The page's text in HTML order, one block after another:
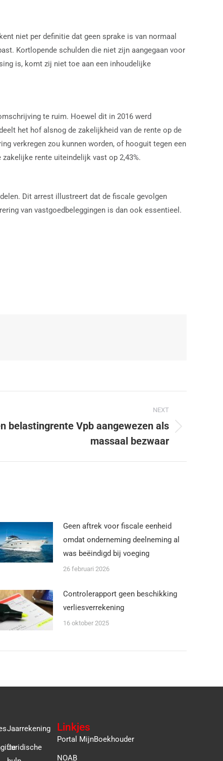
niet per definitie dat geen sprake is van normaal
Kortlopende schulden die niet zijn aangegaan voor
is, komt zij niet toe aan een inhoudelijke
te ruim. Hoewel dit in 2016 werd
het hof alsnog de zakelijkheid van de rente op de
verkregen zou kunnen worden, of hooguit tegen een
rente uiteindelijk vast op 2,43%.
Dit arrest illustreert dat de fiscale gevolgen
van vastgoedbeleggingen is dan ook essentieel.
NEXT
belastingrente Vpb aangewezen als
massaal bezwaar
Geen aftrek voor fiscale eenheid
omdat onderneming deelneming al
was beëindigd bij voeging
26 februari 2026
Controlerapport geen beschikking
verliesverrekening
16 oktober 2025
Jaarrekening
Juridische
Linkjes
Portal MijnBoekhouder
NOAB